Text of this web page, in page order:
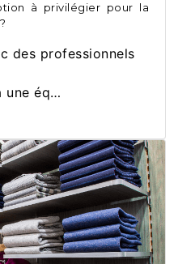
à privilégier pour la
?
des professionnels
une éq…